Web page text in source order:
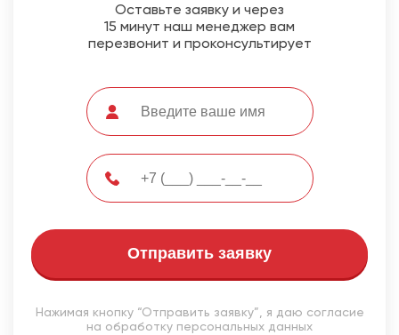
Оставьте заявку и через
15 минут наш менеджер вам
перезвонит и проконсультирует
Отправить заявку
Нажимая кнопку “Отправить заявку”, я даю согласие
на обработку персональных данных